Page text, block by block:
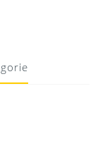
belle petite
corrects)